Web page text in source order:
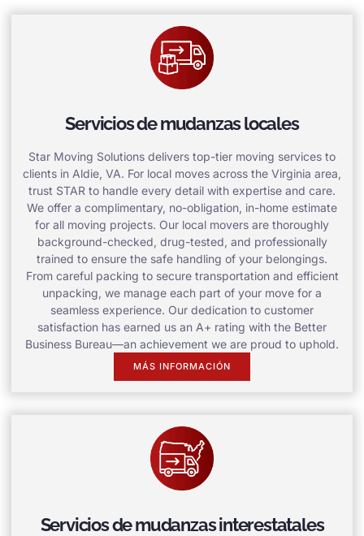
Servicios de mudanzas locales
Star Moving Solutions delivers top-tier moving services to
clients in Aldie, VA. For local moves across the Virginia area,
trust STAR to handle every detail with expertise and care.
We offer a complimentary, no-obligation, in-home estimate
for all moving projects. Our local movers are thoroughly
background-checked, drug-tested, and professionally
trained to ensure the safe handling of your belongings.
From careful packing to secure transportation and efficient
unpacking, we manage each part of your move for a
seamless experience. Our dedication to customer
satisfaction has earned us an A+ rating with the Better
Business Bureau—an achievement we are proud to uphold.
MÁS INFORMACIÓN
Servicios de mudanzas interestatales